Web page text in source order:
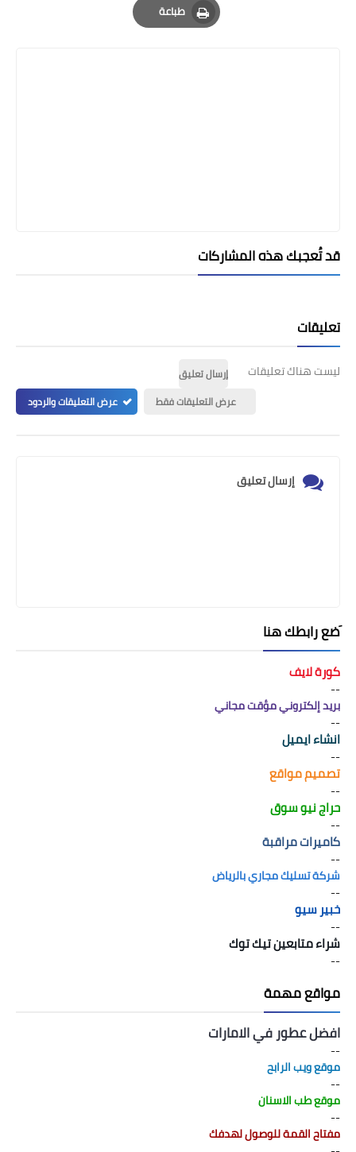
طباعة
Print
قد تُعجبك هذه المشاركات
تعليقات
ليست هناك تعليقات
إرسال تعليق
عرض التعليقات فقط
عرض التعليقات والردود
إرسال تعليق
َضع رابطك هنا
كورة لايف
--
بريد إلكتروني مؤقت مجاني
--
انشاء ايميل
--
تصميم مواقع
--
حراج نيو سوق
--
كاميرات مراقبة
--
شركة تسليك مجاري بالرياض
--
خبير سيو
--
شراء متابعين تيك توك
--
مواقع مهمة
افضل عطور في الامارات
--
موقع ويب الرابح
--
موقع طب الاسنان
--
مفتاح القمة للوصول لهدفك